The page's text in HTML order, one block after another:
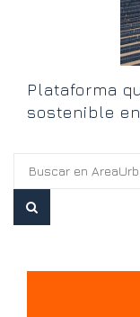
Plataforma
sostenible